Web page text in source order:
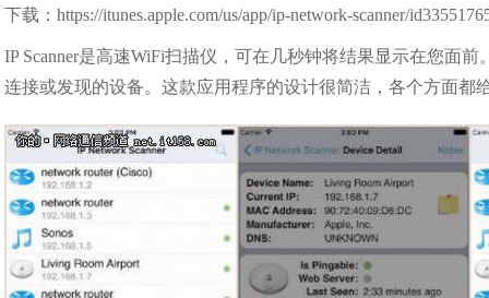
下载：https://itunes.apple.com/us/app/ip-network-scanner/
IP Scanner是高速WiFi扫描仪，可在几秒钟将结果显示在您面
连接或发现的设备。这款应用程序的设计很简洁，各个方面都